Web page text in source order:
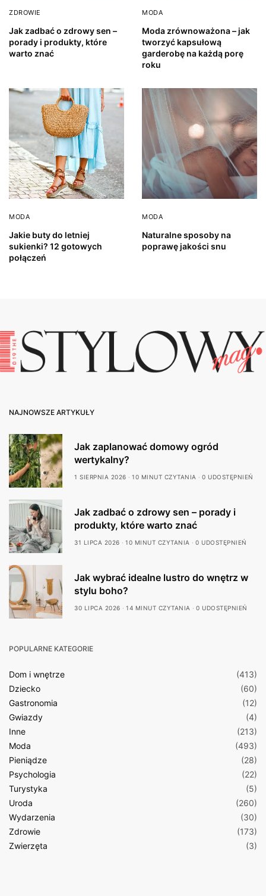
ZDROWIE
Jak zadbać o zdrowy sen –
porady i produkty, które
warto znać
MODA
Moda zrównoważona – jak
tworzyć kapsułową
garderobę na każdą porę
roku
MODA
Jakie buty do letniej
sukienki? 12 gotowych
połączeń
MODA
Naturalne sposoby na
poprawę jakości snu
NAJNOWSZE ARTYKUŁY
Jak zaplanować domowy ogród
wertykalny?
1 SIERPNIA 2026 10 MINUT CZYTANIA 0 UDOSTĘPNIEŃ
Jak zadbać o zdrowy sen – porady i
produkty, które warto znać
31 LIPCA 2026 10 MINUT CZYTANIA 0 UDOSTĘPNIEŃ
Jak wybrać idealne lustro do wnętrz w
stylu boho?
30 LIPCA 2026 14 MINUT CZYTANIA 0 UDOSTĘPNIEŃ
POPULARNE KATEGORIE
Dom i wnętrze
(413)
Dziecko
(60)
Gastronomia
(12)
Gwiazdy
(4)
Inne
(213)
Moda
(493)
Pieniądze
(28)
Psychologia
(22)
Turystyka
(5)
Uroda
(260)
Wydarzenia
(30)
Zdrowie
(173)
Zwierzęta
(3)